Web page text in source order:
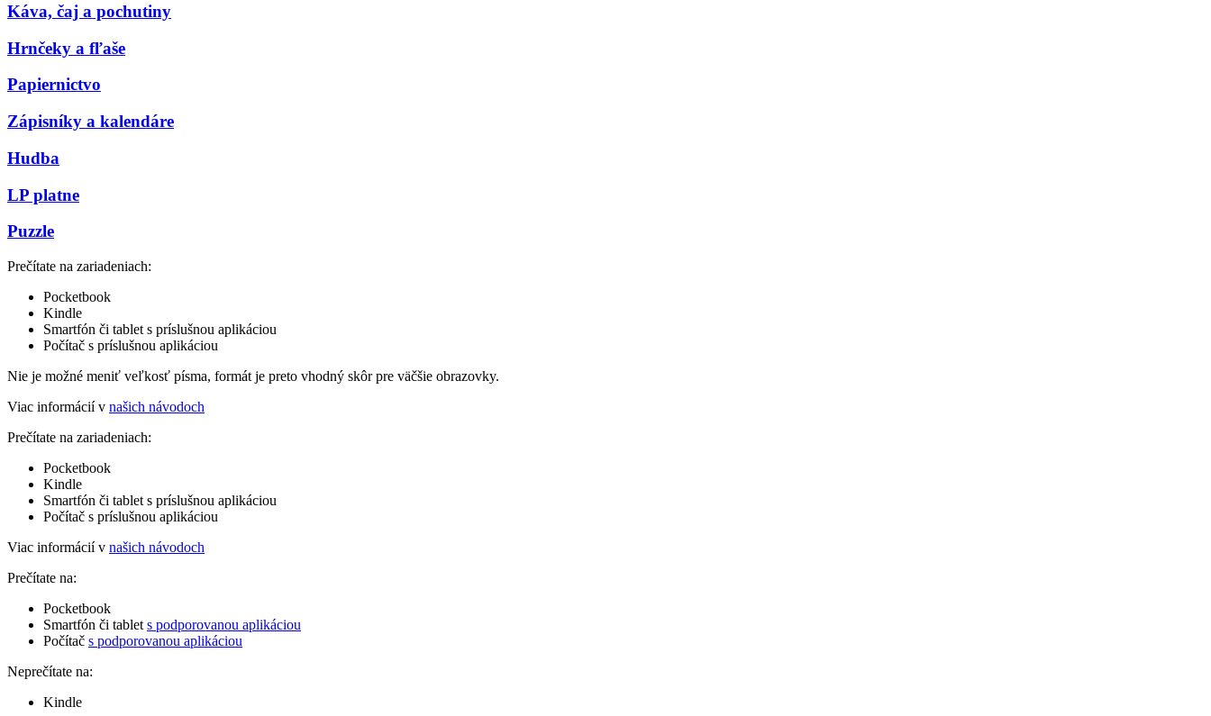
Káva, čaj a pochutiny
Hrnčeky a fľaše
Papiernictvo
Zápisníky a kalendáre
Hudba
LP platne
Puzzle
Prečítate na zariadeniach:
Pocketbook
Kindle
Smartfón či tablet s príslušnou aplikáciou
Počítač s príslušnou aplikáciou
Nie je možné meniť veľkosť písma, formát je preto vhodný skôr pre väčšie obrazovky.
Viac informácií v našich návodoch
Prečítate na zariadeniach:
Pocketbook
Kindle
Smartfón či tablet s príslušnou aplikáciou
Počítač s príslušnou aplikáciou
Viac informácií v našich návodoch
Prečítate na:
Pocketbook
Smartfón či tablet s podporovanou aplikáciou
Počítač s podporovanou aplikáciou
Neprečítate na:
Kindle